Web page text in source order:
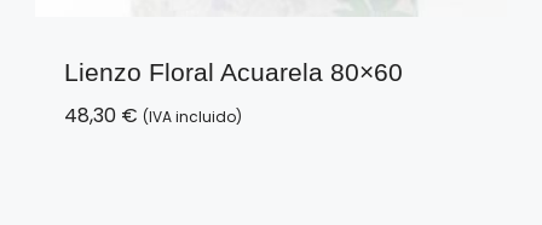
Lienzo Floral Acuarela 80×60
48,30 € (IVA incluido)